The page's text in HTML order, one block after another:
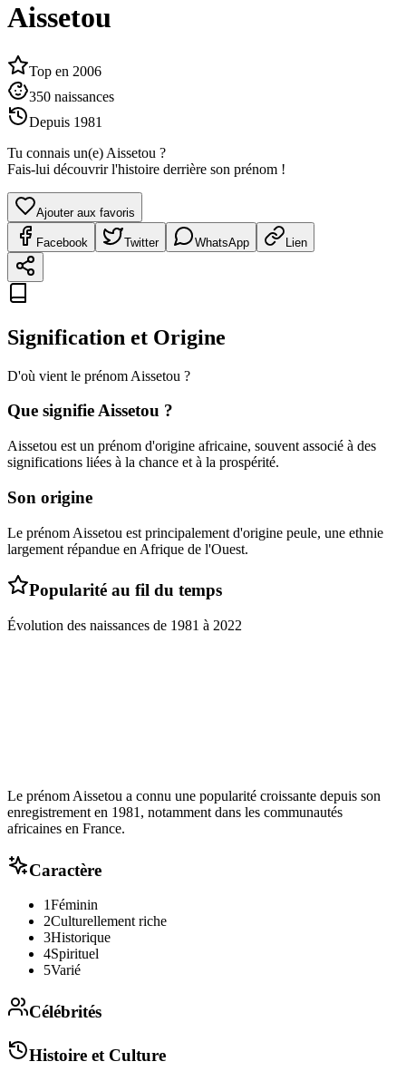
Aissetou
Top en 2006
350 naissances
Depuis 1981
Tu connais un(e) Aissetou ?
Fais-lui découvrir l'histoire derrière son prénom !
Ajouter aux favoris
Facebook Twitter WhatsApp Lien
Signification et Origine
D'où vient le prénom Aissetou ?
Que signifieAissetou ?
Aissetou est un prénom d'origine africaine, souvent associé à des
significations liées à la chance et à la prospérité.
Son origine
Le prénom Aissetou est principalement d'origine peule, une ethnie
largement répandue en Afrique de l'Ouest.
Popularité au fil du temps
Évolution des naissances de 1981 à 2022
Le prénom Aissetou a connu une popularité croissante depuis son
enregistrement en 1981, notamment dans les communautés
africaines en France.
Caractère
1Féminin
2Culturellement riche
3Historique
4Spirituel
5Varié
Célébrités
Histoire et Culture